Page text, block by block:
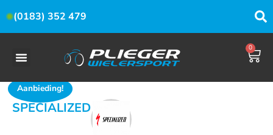
(0183) 352 479
0
Aanbieding!
SPECIALIZED